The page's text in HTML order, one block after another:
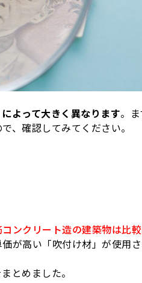
よって大きく異なります。
、確認してみてください。
ンクリート造の建築物は比
が高い「吹付け材」が使用さ
とめました。